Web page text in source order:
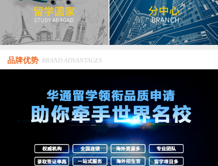
品牌优势 BRAND ADVANTAGES